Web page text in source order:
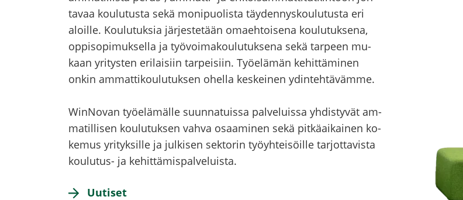
ta­vaa kou­lu­tus­ta sekä mo­ni­puo­lis­ta täy­den­nys­kou­lu­tus­ta eri
aloil­le. Kou­lu­tuk­sia jär­jes­te­tään omaeh­toi­se­na kou­lu­tuk­se­na,
op­pi­so­pi­muk­sel­la ja työ­voi­ma­kou­lu­tuk­se­na sekä tar­peen mu­
kaan yri­tys­ten eri­lai­siin tar­pei­siin. Työ­elä­män ke­hit­tä­mi­nen
onkin am­mat­ti­kou­lu­tuk­sen ohel­la kes­kei­nen ydin­teh­tä­väm­me.
WinNovan työ­elä­mäl­le suun­na­tuis­sa pal­ve­luis­sa yh­dis­ty­vät am­
ma­til­li­sen kou­lu­tuk­sen vahva osaa­mi­nen sekä pit­kä­ai­kai­nen ko­
ke­mus yri­tyk­sil­le ja jul­ki­sen sek­to­rin työyh­tei­söil­le tar­jot­ta­vis­ta
koulutus-​ ja ke­hit­tä­mis­pal­ve­luis­ta.
Uu­ti­set